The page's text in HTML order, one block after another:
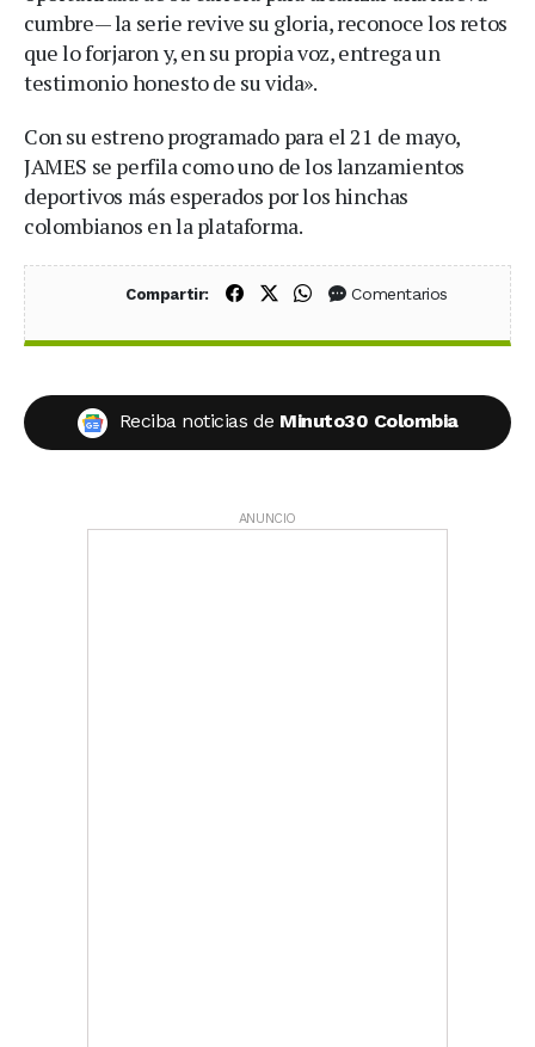
cumbre— la serie revive su gloria, reconoce los retos
que lo forjaron y, en su propia voz, entrega un
testimonio honesto de su vida».
Con su estreno programado para el 21 de mayo,
JAMES se perfila como uno de los lanzamientos
deportivos más esperados por los hinchas
colombianos en la plataforma.
Compartir: Compartir en Facebook
Compartir en X (Twitter)
Compartir en WhatsApp
Comentarios
Reciba noticias de Minuto30 Colombia
ANUNCIO